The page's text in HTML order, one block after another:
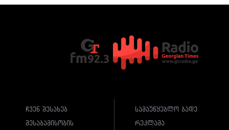
ჩვენ შესახებ
შესაბამისობის
სამაუწყებლო ბადე
რეკლამა